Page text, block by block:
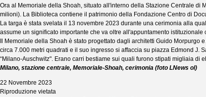
Ora al Memoriale della Shoah, situato all'interno della Stazione Centrale
milioni). La Biblioteca contiene il patrimonio della Fondazione Centro di
La targa è stata svelata il 13 novembre 2023 durante una cerimonia alla
assume un significato importante che va oltre all'appuntamento
Il Memoriale della Shoah è stato progettato dagli architetti Guido
circa 7.000 metri quadrati e il suo ingresso si affaccia su piazza Edmond
“Milano-Auschwitz". Erano carri bestiame sui quali furono stipati migliaia
Milano, stazione centrale, Memoriale-Shoah, cerimonia (foto LNews ol)
22 Novembre 2023
Riproduzione vietata